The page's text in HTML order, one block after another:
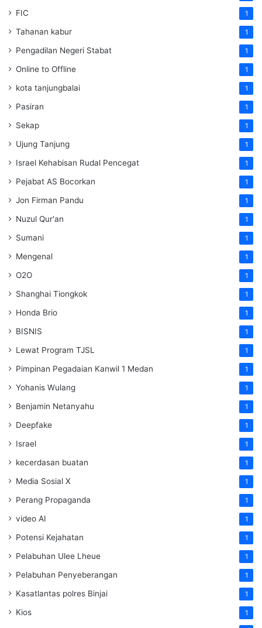
FIC 1
Tahanan kabur 1
Pengadilan Negeri Stabat 1
Online to Offline 1
kota tanjungbalai 1
Pasiran 1
Sekap 1
Ujung Tanjung 1
Israel Kehabisan Rudal Pencegat 1
Pejabat AS Bocorkan 1
Jon Firman Pandu 1
Nuzul Qur'an 1
Sumani 1
Mengenal 1
O2O 1
Shanghai Tiongkok 1
Honda Brio 1
BISNIS 1
Lewat Program TJSL 1
Pimpinan Pegadaian Kanwil 1 Medan 1
Yohanis Wulang 1
Benjamin Netanyahu 1
Deepfake 1
Israel 1
kecerdasan buatan 1
Media Sosial X 1
Perang Propaganda 1
video AI 1
Potensi Kejahatan 1
Pelabuhan Ulee Lheue 1
Pelabuhan Penyeberangan 1
Kasatlantas polres Binjai 1
Kios 1